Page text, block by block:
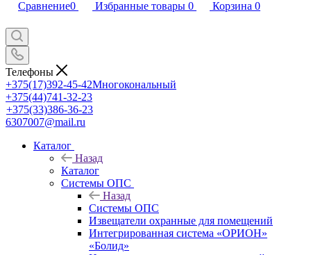
Сравнение0 Избранные товары 0 Корзина 0
Телефоны
+375(17)392-45-42Многокональный
+375(44)741-32-23
+375(33)386-36-23
6307007@mail.ru
Каталог
Назад
Каталог
Системы ОПС
Назад
Системы ОПС
Извещатели охранные для помещений
Интегрированная система «ОРИОН»
«Болид»